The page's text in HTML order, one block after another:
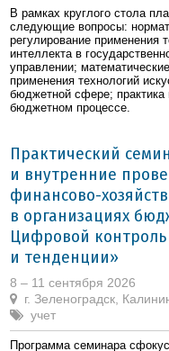
В рамках круглого стола
следующие вопросы:
регулирование применения
интеллекта в
управлении;
применения технологий
бюджетной сфере;
бюджетном процессе.
Практический
и внутренние
финансово-
в организациях
Цифровой
и тенденции»
8 – 11 сентября 2026
г. Зеленоградск,
учет
Программа семинара